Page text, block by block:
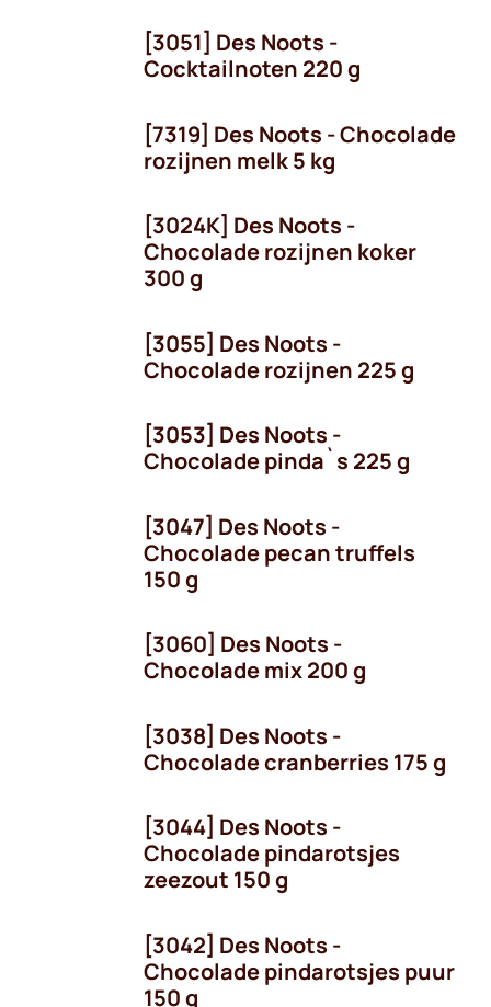
[3051] Des Noots -
Cocktailnoten 220 g
[7319] Des Noots - Chocolade
rozijnen melk 5 kg
[3024K] Des Noots -
Chocolade rozijnen koker
300 g
[3055] Des Noots -
Chocolade rozijnen 225 g
[3053] Des Noots -
Chocolade pinda`s 225 g
[3047] Des Noots -
Chocolade pecan truffels
150 g
[3060] Des Noots -
Chocolade mix 200 g
[3038] Des Noots -
Chocolade cranberries 175 g
[3044] Des Noots -
Chocolade pindarotsjes
zeezout 150 g
[3042] Des Noots -
Chocolade pindarotsjes puur
150 g